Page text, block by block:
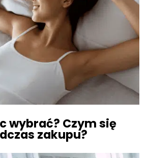
wybrać? Czym się
zakupu?